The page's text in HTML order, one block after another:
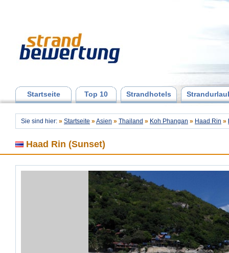
Startseite Top 10 Strandhotels
Sie sind hier: » Startseite » Asien » Thailand » Koh Phangan » Haad Rin »
Haad Rin (Sunset)